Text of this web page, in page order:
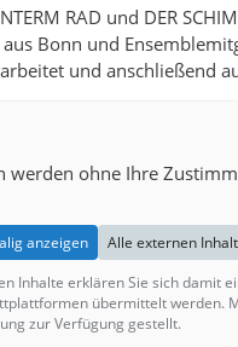
RAD und DER
Bonn und
und anschließend
werden ohne Ihre
anzeigen
Alle externen
Inhalte erklären Sie sich damit
übermittelt werden.
zur Verfügung gestellt.